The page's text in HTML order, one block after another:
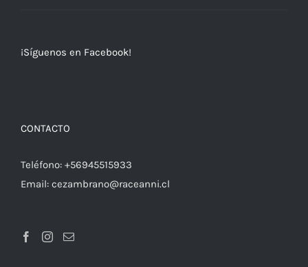
¡Síguenos en Facebook!
CONTACTO
Teléfono: +56945515933
Email: cezambrano@raceanni.cl